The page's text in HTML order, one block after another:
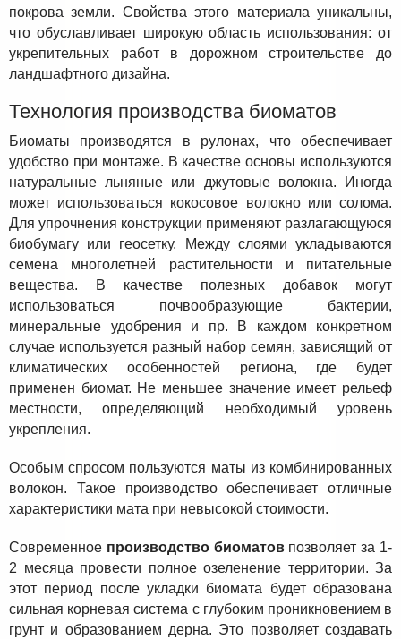
покрова земли. Свойства этого материала уникальны,
что обуславливает широкую область использования: от
укрепительных работ в дорожном строительстве до
ландшафтного дизайна.
Технология производства биоматов
Биоматы производятся в рулонах, что обеспечивает
удобство при монтаже. В качестве основы используются
натуральные льняные или джутовые волокна. Иногда
может использоваться кокосовое волокно или солома.
Для упрочнения конструкции применяют разлагающуюся
биобумагу или геосетку. Между слоями укладываются
семена многолетней растительности и питательные
вещества. В качестве полезных добавок могут
использоваться почвообразующие бактерии,
минеральные удобрения и пр. В каждом конкретном
случае используется разный набор семян, зависящий от
климатических особенностей региона, где будет
применен биомат. Не меньшее значение имеет рельеф
местности, определяющий необходимый уровень
укрепления.
Особым спросом пользуются маты из комбинированных
волокон. Такое производство обеспечивает отличные
характеристики мата при невысокой стоимости.
Современное производство биоматовпозволяет за 1-
2 месяца провести полное озеленение территории. За
этот период после укладки биомата будет образована
сильная корневая система с глубоким проникновением в
грунт и образованием дерна. Это позволяет создавать